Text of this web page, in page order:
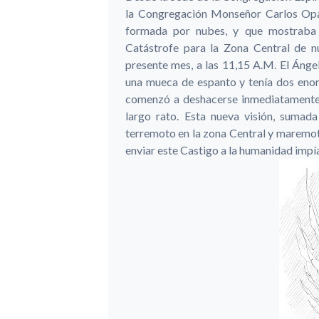
la Congregación Monseñor Carlos
formada por nubes, y que
Catástrofe para la Zona Central de
presente mes, a las 11,15 A.M. El
una mueca de espanto y tenía dos
comenzó a deshacerse
largo rato. Esta nueva visión,
terremoto en la zona Central y
enviar este Castigo a la humanidad